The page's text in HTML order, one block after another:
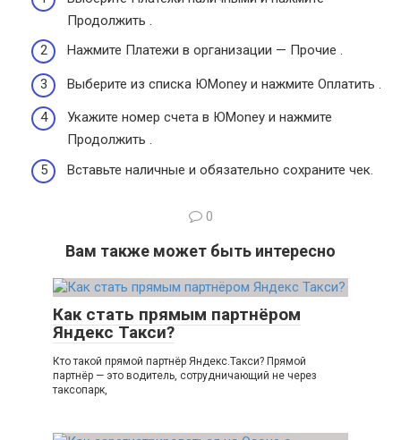
Продолжить .
Нажмите Платежи в организации — Прочие .
Выберите из списка ЮMoney и нажмите Оплатить .
Укажите номер счета в ЮMoney и нажмите
Продолжить .
Вставьте наличные и обязательно сохраните чек.
0
Вам также может быть интересно
Как стать прямым партнёром
Яндекс Такси?
Кто такой прямой партнёр Яндекс.Такси? Прямой
партнёр — это водитель, сотрудничающий не через
таксопарк,